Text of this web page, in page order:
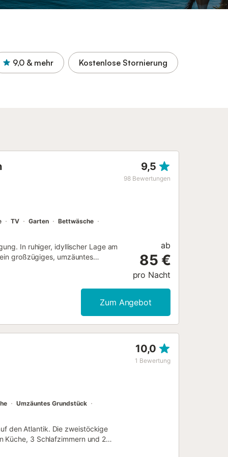
9,0 & mehr Kostenlose Stornierung
9,5
98 Bewertungen
TV Garten
Bettwäsche
In ruhiger, idyllischer Lage am
großzügiges, umzäuntes
ausgestattete Küche, 3
ein Badezimmer sowie ein
Garten finden Sie eine überdachte,
Das Zentrum von Vejer de la
steht dieser gegen Aufpreis je
ab
85 €
pro Nacht
Zum Angebot
10,0
1 Bewertung
Umzäuntes Grundstück
den Atlantik. Die zweistöckige
Küche, 3 Schlafzimmern und 2